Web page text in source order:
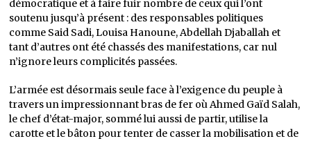
démocratique et à faire fuir nombre de ceux qui l’ont
soutenu jusqu’à présent : des responsables politiques
comme Said Sadi, Louisa Hanoune, Abdellah Djaballah et
tant d’autres ont été chassés des manifestations, car nul
n’ignore leurs complicités passées.
L’armée est désormais seule face à l’exigence du peuple à
travers un impressionnant bras de fer où Ahmed Gaïd Salah,
le chef d’état-major, sommé lui aussi de partir, utilise la
carotte et le bâton pour tenter de casser la mobilisation et de